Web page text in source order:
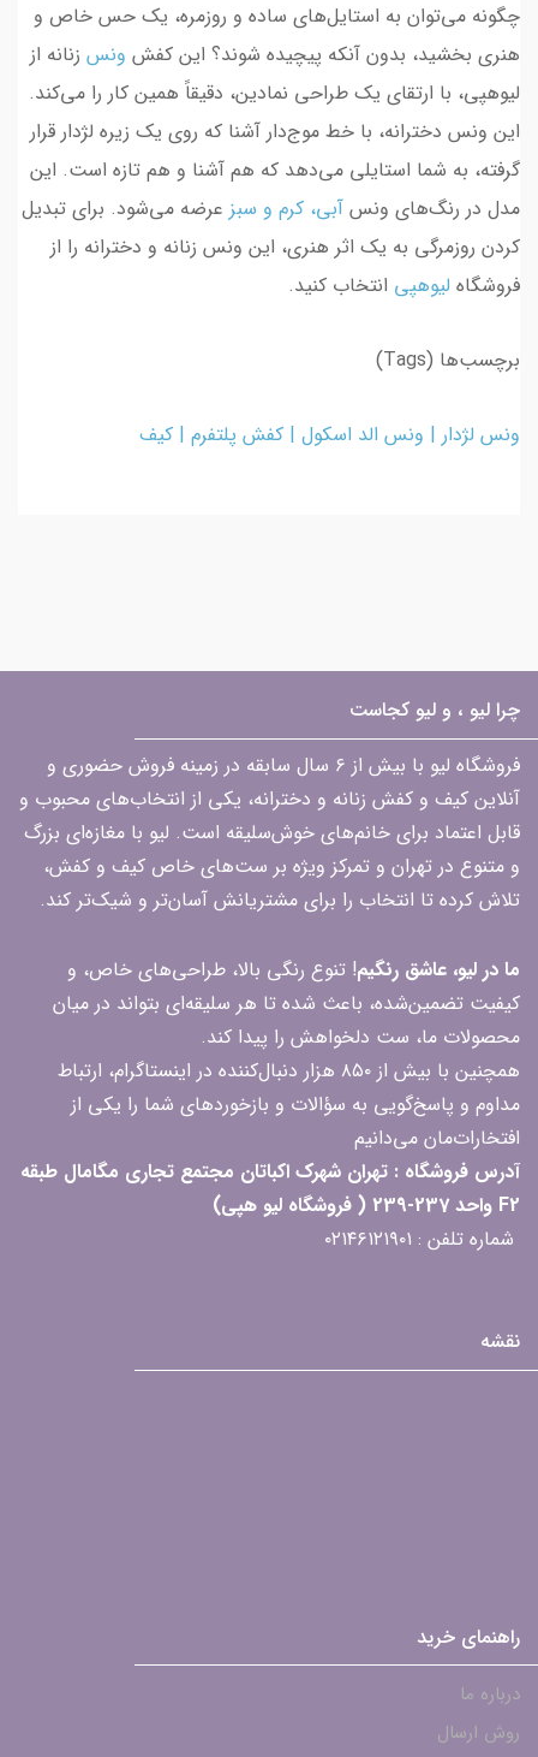
چگونه می‌توان به استایل‌های ساده و روزمره، یک حس خاص و
هنری بخشید، بدون آنکه پیچیده شوند؟ این کفش ونس زنانه از
لیوهپی، با ارتقای یک طراحی نمادین، دقیقاً همین کار را می‌کند.
این ونس دخترانه، با خط موج‌دار آشنا که روی یک زیره لژدار قرار
گرفته، به شما استایلی می‌دهد که هم آشنا و هم تازه است. این
مدل در رنگ‌های ونس آبی، کرم و سبز عرضه می‌شود. برای تبدیل
کردن روزمرگی به یک اثر هنری، این ونس زنانه و دخترانه را از
فروشگاه لیوهپی انتخاب کنید.
برچسب‌ها (Tags)
ونس لژدار | ونس الد اسکول | کفش پلتفرم | کیف
چرا لیو ، و لیو کجاست
فروشگاه لیو با بیش از ۶ سال سابقه در زمینه فروش حضوری و
آنلاین کیف و کفش زنانه و دخترانه، یکی از انتخاب‌های محبوب و
قابل اعتماد برای خانم‌های خوش‌سلیقه است. لیو با مغازه‌ای بزرگ
و متنوع در تهران و تمرکز ویژه بر ست‌های خاص کیف و کفش،
تلاش کرده تا انتخاب را برای مشتریانش آسان‌تر و شیک‌تر کند.
ما در لیو، عاشق رنگیم! تنوع رنگی بالا، طراحی‌های خاص، و
کیفیت تضمین‌شده، باعث شده تا هر سلیقه‌ای بتواند در میان
محصولات ما، ست دلخواهش را پیدا کند.
همچنین با بیش از ۸۵۰ هزار دنبال‌کننده در اینستاگرام، ارتباط
مداوم و پاسخ‌گویی به سؤالات و بازخوردهای شما را یکی از
افتخارات‌مان می‌دانیم
آدرس فروشگاه : تهران شهرک اکباتان مجتمع تجاری مگامال طبقه
F2 واحد 237-239 ( فروشگاه لیو هپی)
شماره تلفن : ۰۲۱۴۶۱۲۱۹۰۱
نقشه
راهنمای خرید
درباره ما
روش ارسال